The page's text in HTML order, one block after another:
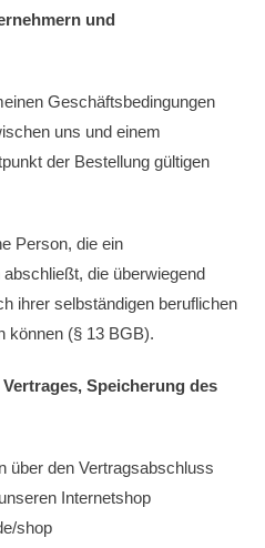
und
Geschäftsbedingungen
uns und einem
der Bestellung gültigen
Person, die ein
die überwiegend
ihrer selbständigen beruflichen
können (§ 13 BGB).
Speicherung des
über den Vertragsabschluss
Internetshop
shop